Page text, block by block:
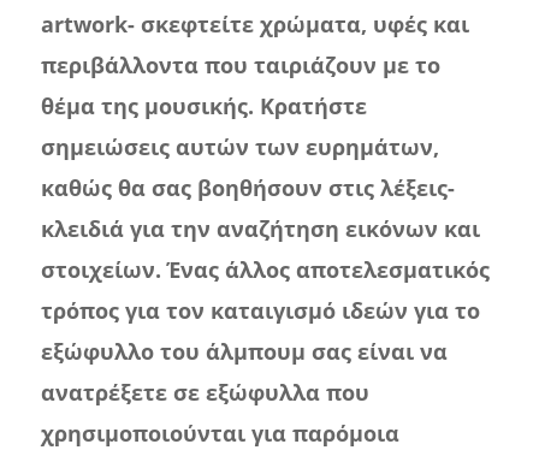
artwork- σκεφτείτε χρώματα, υφές και
περιβάλλοντα που ταιριάζουν με το
θέμα της μουσικής. Κρατήστε
σημειώσεις αυτών των ευρημάτων,
καθώς θα σας βοηθήσουν στις λέξεις-
κλειδιά για την αναζήτηση εικόνων και
στοιχείων. Ένας άλλος αποτελεσματικός
τρόπος για τον καταιγισμό ιδεών για το
εξώφυλλο του άλμπουμ σας είναι να
ανατρέξετε σε εξώφυλλα που
χρησιμοποιούνται για παρόμοια